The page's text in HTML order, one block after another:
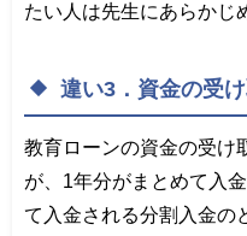
たい人は先生にあらかじ
違い3．資金の受
教育ローンの資金の受け
が、1年分がまとめて入
て入金される分割入金の